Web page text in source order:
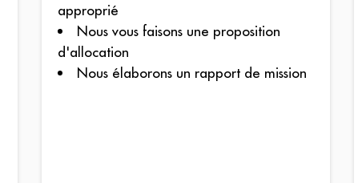
approprié
Nous vous faisons une proposition
d'allocation
Nous élaborons un rapport de mission